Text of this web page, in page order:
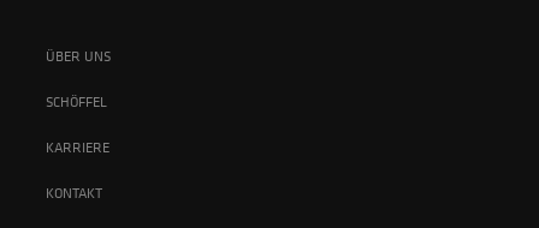
ÜBER UNS
SCHÖFFEL
KARRIERE
KONTAKT